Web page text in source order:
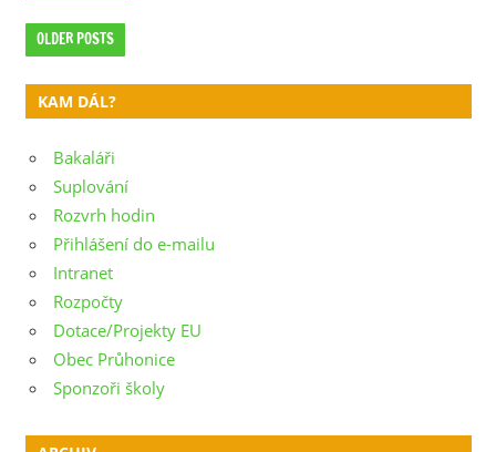
OLDER POSTS
KAM DÁL?
Bakaláři
Suplování
Rozvrh hodin
Přihlášení do e-mailu
Intranet
Rozpočty
Dotace/Projekty EU
Obec Průhonice
Sponzoři školy